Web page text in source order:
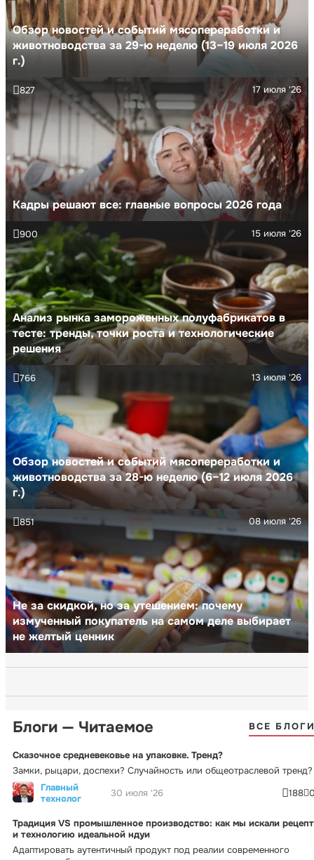
Обзор новостей и событий мясопереработки и
животноводства за 29-ю неделю (13–19 июля 2026
г.)
Кадры решают все: главные вопросы 2026 года
17 июля '26
827
Анализ рынка замороженных полуфабрикатов в
тесте: тренды, точки роста и технологические
решения
15 июля '26
900
Обзор новостей и событий мясопереработки и
животноводства за 28-ю неделю (6–12 июля 2026
г.)
13 июля '26
766
Не за скидкой, но за утешением: почему
измученный покупатель на самом деле выбирает
не желтый ценник
08 июля '26
851
Блоги — Читаемое ВСЕ
Сказочное средневековье на упаковке. Тренд?
Замки, рыцари, доспехи? Случайность или общеотраслевой тренд?
Главный
технолог
30 июля '26 188
Традиция VS промышленное производство: как мы искали рецепт
и технологию идеальной ндуи
Адаптировать аутентичный продукт под реалии современного